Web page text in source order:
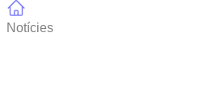
Notícies